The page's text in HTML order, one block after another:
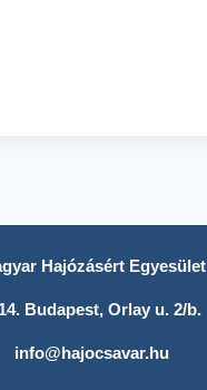
Hajózásért Egyesület
Budapest, Orlay u. 2/b.
info@hajocsavar.hu